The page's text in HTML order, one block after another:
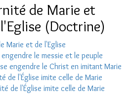
de Marie et
(Doctrine)
Marie et de l'Eglise
le messie et le peuple
engendre le Christ en imitant Marie
de l'Église imite celle de Marie
de l'Église imite celle de Marie